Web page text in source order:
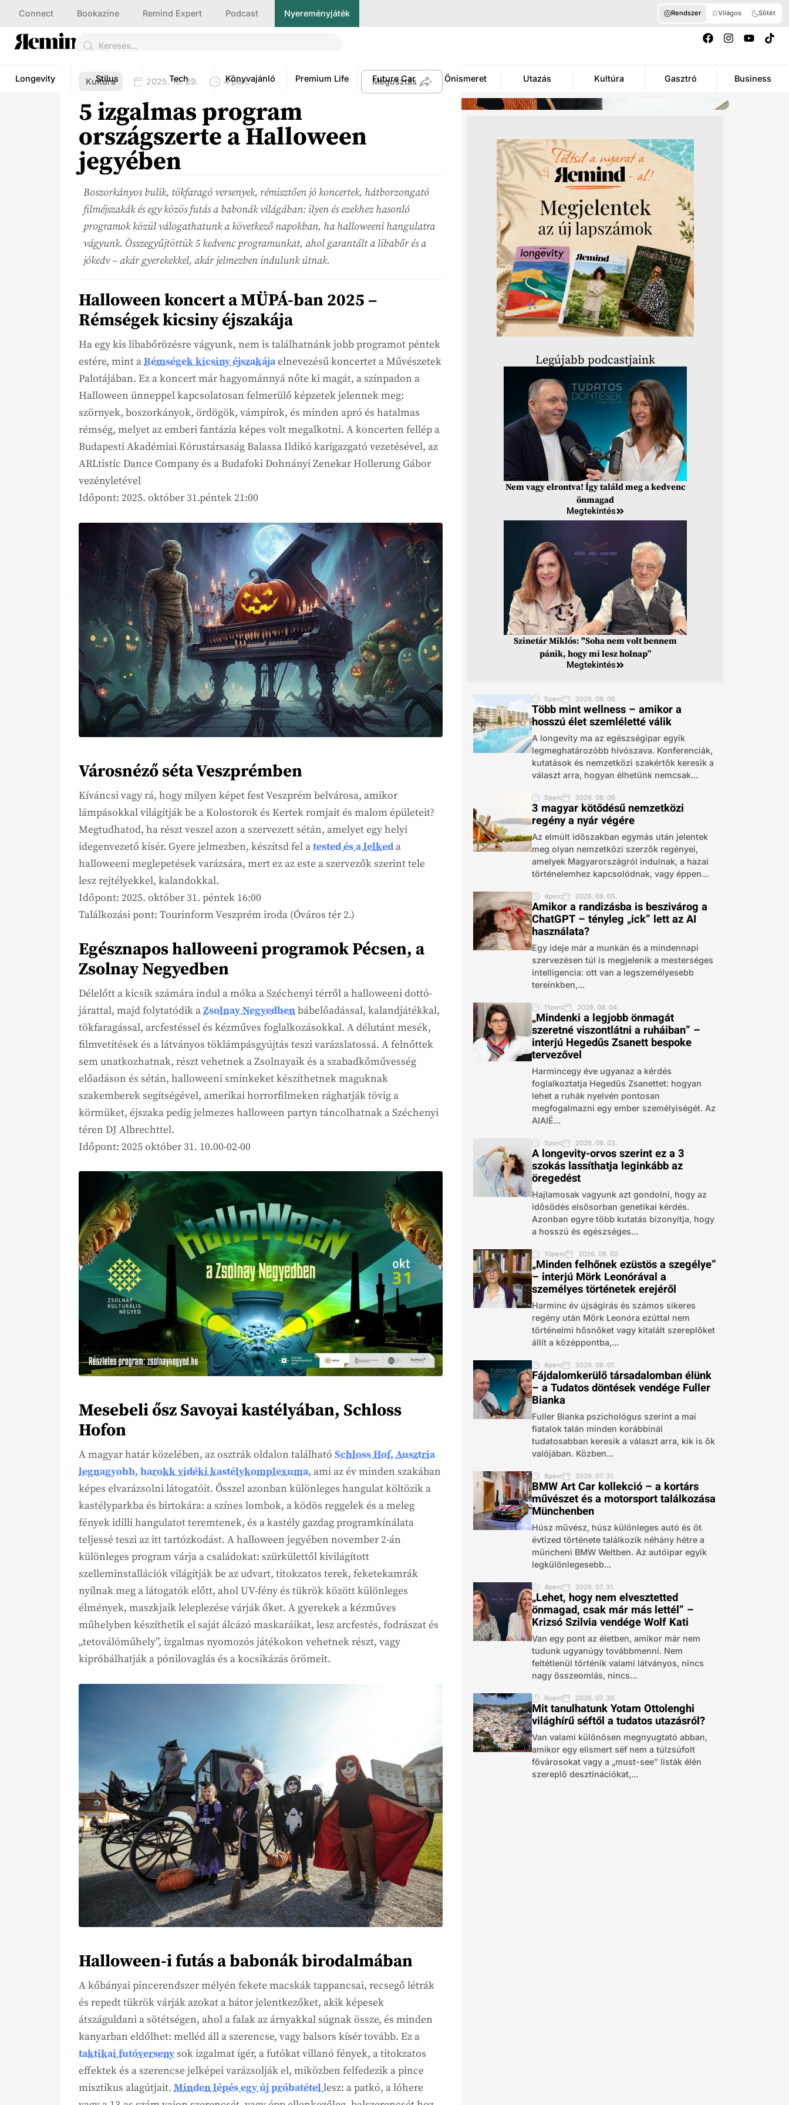
Connect Bookazine Remind Expert Podcast Nyereményjáték Rendszer Világos Sötét
Longevity Stílus Tech Könyvajánló Premium Life Future Car Önismeret Utazás Kultúra Gasztró Business
Kultúra 2025. 10. 29. 4 perc Megosztás
5 izgalmas program
országszerte a Halloween
jegyében
Boszorkányos bulik, tökfaragó versenyek, rémisztően jó koncertek, hátborzongató
filméjszakák és egy közös futás a babonák világában: ilyen és ezekhez hasonló
programok közül válogathatunk a következő napokban, ha halloweeni hangulatra
vágyunk. Összegyűjtöttük 5 kedvenc programunkat, ahol garantált a libabőr és a
jókedv – akár gyerekekkel, akár jelmezben indulunk útnak.
Halloween koncert a MÜPÁ-ban 2025 –
Rémségek kicsiny éjszakája
Ha egy kis libabőrözésre vágyunk, nem is találhatnánk jobb programot péntek
estére, mint aRémségek kicsiny éjszakájaelnevezésű koncertet a Művészetek
Palotájában. Ez a koncert már hagyománnyá nőte ki magát, a színpadon a
Halloween ünneppel kapcsolatosan felmerülő képzetek jelennek meg:
szörnyek, boszorkányok, ördögök, vámpírok, és minden apró és hatalmas
rémség, melyet az emberi fantázia képes volt megalkotni. A koncerten fellép a
Budapesti Akadémiai Kórustársaság Balassa Ildikó karigazgató vezetésével, az
ARLtistic Dance Company és a Budafoki Dohnányi Zenekar Hollerung Gábor
vezényletével
Időpont: 2025. október 31.péntek 21:00
Városnéző séta Veszprémben
Kíváncsi vagy rá, hogy milyen képet fest Veszprém belvárosa, amikor
lámpásokkal világítják be a Kolostorok és Kertek romjait és malom épületeit?
Megtudhatod, ha részt veszel azon a szervezett sétán, amelyet egy helyi
idegenvezető kísér. Gyere jelmezben, készítsd fel atested és a lelked a
halloweeni meglepetések varázsára, mert ez az este a szervezők szerint tele
lesz rejtélyekkel, kalandokkal.
Időpont: 2025. október 31. péntek 16:00
Találkozási pont: Tourinform Veszprém iroda (Óváros tér 2.)
Egésznapos halloweeni programok Pécsen, a
Zsolnay Negyedben
Délelőtt a kicsik számára indul a móka a Széchenyi térről a halloweeni dottó-
járattal, majd folytatódik aZsolnay Negyedbenbábelőadással, kalandjátékkal,
tökfaragással, arcfestéssel és kézműves foglalkozásokkal. A délutánt mesék,
filmvetítések és a látványos töklámpásgyújtás teszi varázslatossá. A felnőttek
sem unatkozhatnak, részt vehetnek a Zsolnayaik és a szabadkőművesség
előadáson és sétán, halloweeni sminkeket készíthetnek maguknak
szakemberek segítségével, amerikai horrorfilmeken rághatják tövig a
körmüket, éjszaka pedig jelmezes halloween partyn táncolhatnak a Széchenyi
téren DJ Albrechttel.
Időpont: 2025 október 31. 10.00-02-00
Mesebeli ősz Savoyai kastélyában, Schloss
Hofon
A magyar határ közelében, az osztrák oldalon található Schloss Hof, Ausztria
legnagyobb, barokk vidéki kastélykomplexuma, ami az év minden szakában
képes elvarázsolni látogatóit. Ősszel azonban különleges hangulat költözik a
kastélyparkba és birtokára: a színes lombok, a ködös reggelek és a meleg
fények idilli hangulatot teremtenek, és a kastély gazdag programkínálata
teljessé teszi az itt tartózkodást. A halloween jegyében november 2-án
különleges program várja a családokat: szürkülettől kivilágított
szelleminstallációk világítják be az udvart, titokzatos terek, feketekamrák
nyílnak meg a látogatók előtt, ahol UV-fény és tükrök között különleges
élmények, maszkjaik leleplezése várják őket. A gyerekek a kézműves
műhelyben készíthetik el saját álcázó maskaráikat, lesz arcfestés, fodrászat és
„tetoválóműhely”, izgalmas nyomozós játékokon vehetnek részt, vagy
kipróbálhatják a pónilovaglás és a kocsikázás örömeit.
Halloween-i futás a babonák birodalmában
A kőbányai pincerendszer mélyén fekete macskák tappancsai, recsegő létrák
és repedt tükrök várják azokat a bátor jelentkezőket, akik képesek
átszáguldani a sötétségen, ahol a falak az árnyakkal súgnak össze, és minden
kanyarban eldőlhet: melléd áll a szerencse, vagy balsors kísér tovább. Ez a
taktikai futóversenysok izgalmat ígér, a futókat villanó fények, a titokzatos
effektek és a szerencse jelképei varázsolják el, miközben felfedezik a pince
misztikus alagútjait. Minden lépés egy új próbatétellesz: a patkó, a lóhere
Legújabb podcastjaink
Nem vagy elrontva! Így találd meg a kedvenc
önmagad
Megtekintés
Szinetár Miklós: "Soha nem volt bennem
pánik, hogy mi lesz holnap”
Megtekintés
5perc 2026. 08. 06.
Több mint wellness – amikor a
hosszú élet szemléletté válik
A longevity ma az egészségipar egyik
legmeghatározóbb hívószava. Konferenciák,
kutatások és nemzetközi szakértők keresik a
választ arra, hogyan élhetünk nemcsak...
5perc 2026. 08. 06.
3 magyar kötődésű nemzetközi
regény a nyár végére
Az elmúlt időszakban egymás után jelentek
meg olyan nemzetközi szerzők regényei,
amelyek Magyarországról indulnak, a hazai
történelemhez kapcsolódnak, vagy éppen...
4perc 2026. 08. 05.
Amikor a randizásba is beszivárog a
ChatGPT – tényleg „ick” lett az AI
használata?
Egy ideje már a munkán és a mindennapi
szervezésen túl is megjelenik a mesterséges
intelligencia: ott van a legszemélyesebb
tereinkben,...
11perc 2026. 08. 04.
„Mindenki a legjobb önmagát
szeretné viszontlátni a ruháiban” –
interjú Hegedűs Zsanett bespoke
tervezővel
Harmincegy éve ugyanaz a kérdés
foglalkoztatja Hegedűs Zsanettet: hogyan
lehet a ruhák nyelvén pontosan
megfogalmazni egy ember személyiségét. Az
AIAIÉ...
5perc 2026. 08. 03.
A longevity-orvos szerint ez a 3
szokás lassíthatja leginkább az
öregedést
Hajlamosak vagyunk azt gondolni, hogy az
idősödés elsősorban genetikai kérdés.
Azonban egyre több kutatás bizonyítja, hogy
a hosszú és egészséges...
10perc 2026. 08. 02.
„Minden felhőnek ezüstös a szegélye”
– interjú Mörk Leonórával a
személyes történetek erejéről
Harminc év újságírás és számos sikeres
regény után Mörk Leonóra ezúttal nem
történelmi hősnőket vagy kitalált szereplőket
állít a középpontba,...
6perc 2026. 08. 01.
Fájdalomkerülő társadalomban élünk
– a Tudatos döntések vendége Fuller
Bianka
Fuller Bianka pszichológus szerint a mai
fiatalok talán minden korábbinál
tudatosabban keresik a választ arra, kik is ők
valójában. Közben...
8perc 2026. 07. 31.
BMW Art Car kollekció – a kortárs
művészet és a motorsport találkozása
Münchenben
Húsz művész, húsz különleges autó és öt
évtized története találkozik néhány hétre a
müncheni BMW Weltben. Az autóipar egyik
legkülönlegesebb...
4perc 2026. 07. 31.
„Lehet, hogy nem elvesztetted
önmagad, csak már más lettél” –
Krizsó Szilvia vendége Wolf Kati
Van egy pont az életben, amikor már nem
tudunk ugyanúgy továbbmenni. Nem
feltétlenül történik valami látványos, nincs
nagy összeomlás, nincs...
6perc 2026. 07. 30.
Mit tanulhatunk Yotam Ottolenghi
világhírű séftől a tudatos utazásról?
Van valami különösen megnyugtató abban,
amikor egy elismert séf nem a túlzsúfolt
fővárosokat vagy a „must-see” listák élén
szereplő desztinációkat,...